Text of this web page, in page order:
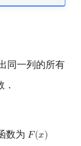
同一列的所有
数为𝐹(𝑥)
F(x)=